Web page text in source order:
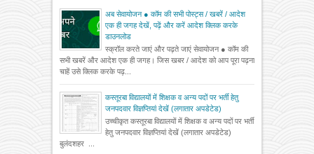
अब सेवायोजन ● कॉम की सभी पोस्ट्स / खबरें / आदेश
एक ही जगह देखें, पढ़ें और करें आदेश क्लिक करके
डाउनलोड
स्क्रॉल करते जाएं और पढ़ते जाएं सेवायोजन ● कॉम की
सभी खबरें और आदेश एक ही जगह। जिस खबर / आदेश को आप पूरा पढ़ना
चाहें उसे क्लिक करके पढ़...
कस्तूरबा विद्यालयों में शिक्षक व अन्य पदों पर भर्ती हेतु
जनपदवार विज्ञप्तियां देखें (लगातार अपडेटेड)
उच्चीकृत कस्तूरबा विद्यालयों में शिक्षक व अन्य पदों पर भर्ती
हेतु जनपदवार विज्ञप्तियां देखें (लगातार अपडेटेड)
बुलंदशहर ...